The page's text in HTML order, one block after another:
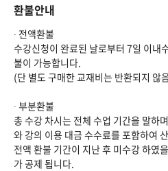
환불안내
∙ 전액환불
수강신청이 완료된 날로부터 7일 이내
불이 가능합니다.
(단 별도 구매한 교재비는 반환되지 않
∙ 부분환불
총 수강 차시는 전체 수업 기간을 말하
와 강의 이용 대금 수수료를 포함하여
전액 환불 기간이 지난 후 미수강 하였
가 공제 됩니다.